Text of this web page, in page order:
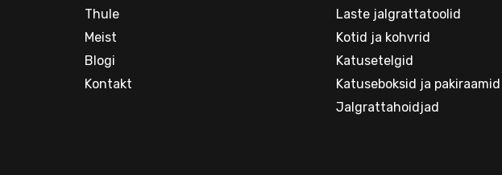
Thule
Meist
Blogi
Kontakt
Laste jalgrattatoolid
Kotid ja kohvrid
Katusetelgid
Katuseboksid ja pakiraamid
Jalgrattahoidjad